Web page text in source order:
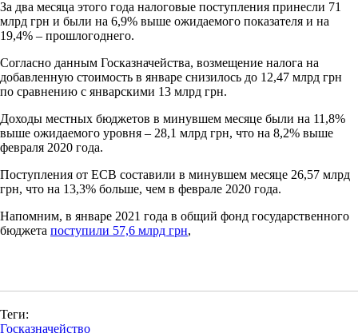
За два месяца этого года налоговые поступления принесли 71
млрд грн и были на 6,9% выше ожидаемого показателя и на
19,4% – прошлогоднего.
Согласно данным Госказначейства, возмещение налога на
добавленную стоимость в январе снизилось до 12,47 млрд грн
по сравнению с январскими 13 млрд грн.
Доходы местных бюджетов в минувшем месяце были на 11,8%
выше ожидаемого уровня – 28,1 млрд грн, что на 8,2% выше
февраля 2020 года.
Поступления от ЕСВ составили в минувшем месяце 26,57 млрд
грн, что на 13,3% больше, чем в феврале 2020 года.
Напомним, в январе 2021 года в общий фонд государственного
бюджета поступили 57,6 млрд грн,
Теги:
Госказначейство